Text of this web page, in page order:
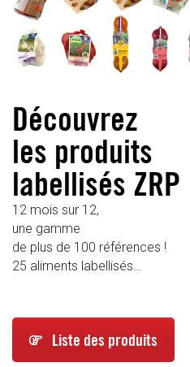
Découvrez
les produits
labellisés ZRP
12 mois sur 12,
une gamme
de plus de 100 références !
25 aliments labellisés…
Liste des produits